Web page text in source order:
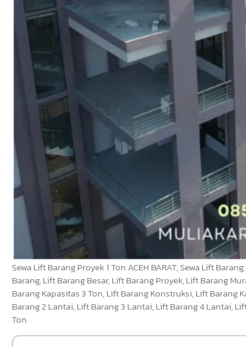
Sewa Lift Barang Proyek 1 Ton ACEH BARAT, Sewa Lift
Barang, Lift Barang Besar, Lift Barang Proyek, Lift Barang
Barang Kapasitas 3 Ton, Lift Barang Konstruksi, Lift Barang
Barang 2 Lantai, Lift Barang 3 Lantai, Lift Barang 4 Lantai,
Ton